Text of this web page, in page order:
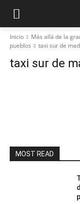
Inicio
Más allá de la
pueblos
taxi sur de
taxi sur de
MOST READ